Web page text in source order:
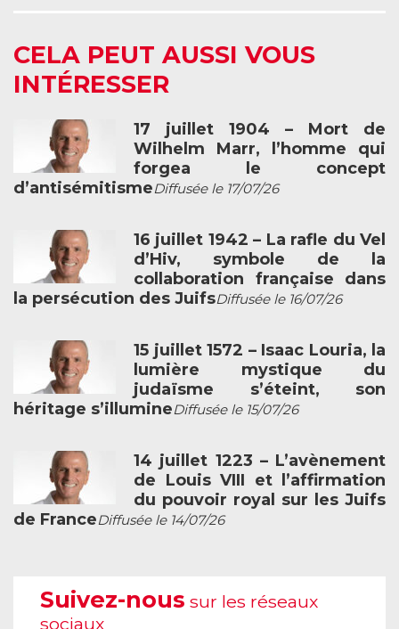
CELA PEUT AUSSI VOUS
INTÉRESSER
17 juillet 1904 – Mort de
Wilhelm Marr, l’homme qui
forgea le concept
d’antisémitismeDiffusée le 17/07/26
16 juillet 1942 – La rafle du Vel
d’Hiv, symbole de la
collaboration française dans
la persécution des JuifsDiffusée le 16/07/26
15 juillet 1572 – Isaac Louria, la
lumière mystique du
judaïsme s’éteint, son
héritage s’illumineDiffusée le 15/07/26
14 juillet 1223 – L’avènement
de Louis VIII et l’affirmation
du pouvoir royal sur les Juifs
de FranceDiffusée le 14/07/26
Suivez-nous sur les réseaux
sociaux